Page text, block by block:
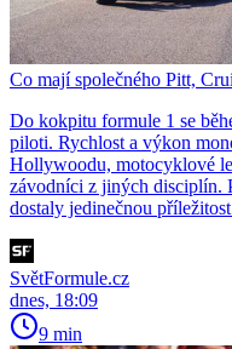
Co mají společného Pitt,
Do kokpitu formule 1 se
piloti. Rychlost a výkon
Hollywoodu, motocyklové
závodníci z jiných disciplín.
dostaly jedinečnou
SvětFormule.cz
dnes, 18:09
9 min